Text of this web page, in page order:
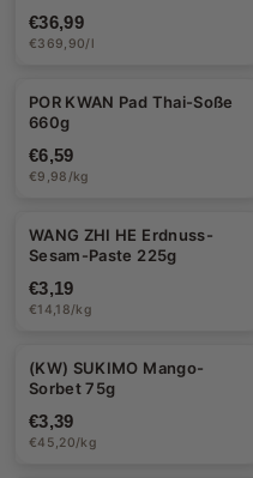
€36,99
€369,90/l
POR KWAN Pad Thai-Soße
660g
€6,59
€9,98/kg
WANG ZHI HE Erdnuss-
Sesam-Paste 225g
€3,19
€14,18/kg
(KW) SUKIMO Mango-
Sorbet 75g
€3,39
€45,20/kg